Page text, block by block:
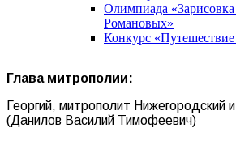
Олимпиада
Романовых»
Конкурс
Глава митрополии:
Георгий, митрополит Нижегородский
(Данилов Василий Тимофеевич)